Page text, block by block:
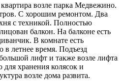
возле парка Медвежино.
С хорошим ремонтом. Два
с техникой. Полностью
балкон. На балконе есть
В комнате есть
в летнее время. Подъезд
лифт и также возле лифта
хранения колясок и
возле дома развита.